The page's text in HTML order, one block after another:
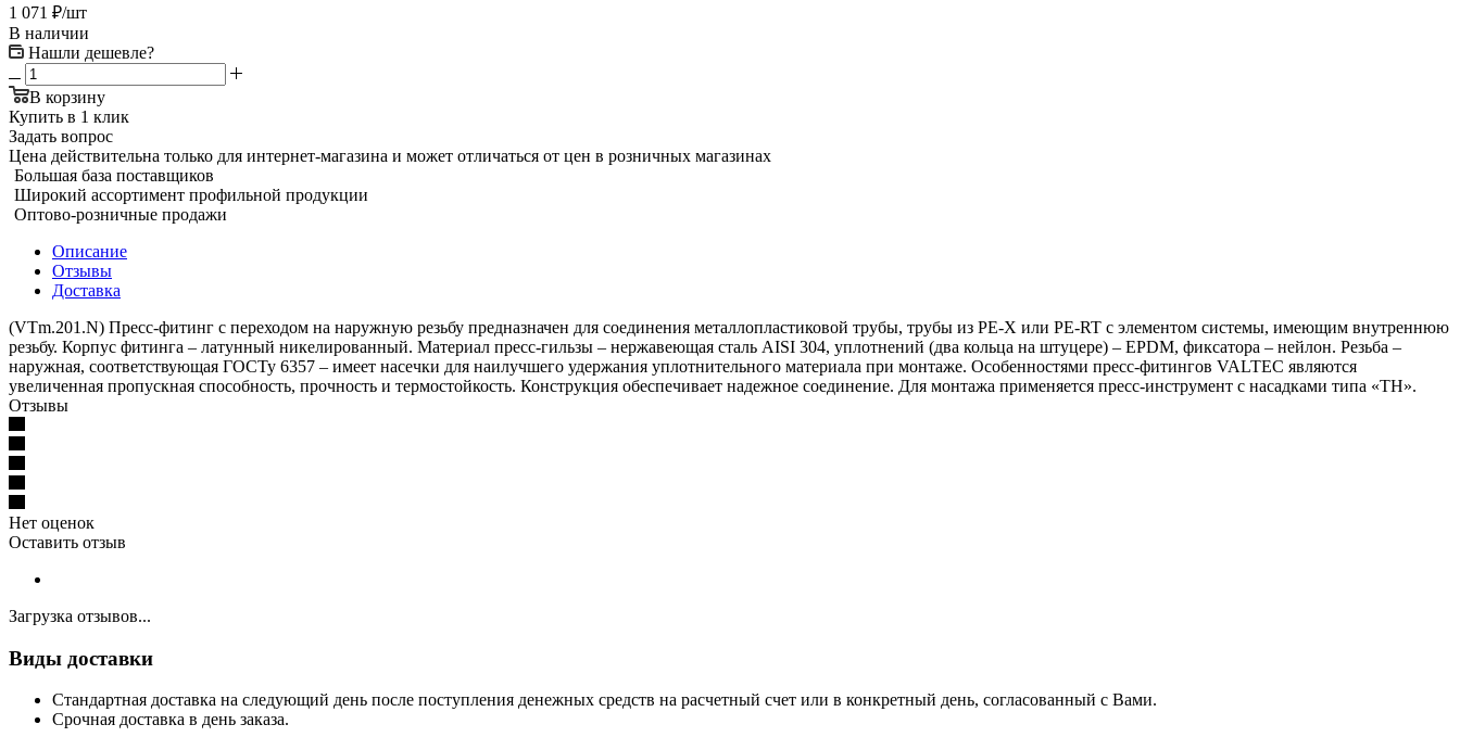
1 071 ₽/шт
В наличии
Нашли дешевле?
В корзину
Купить в 1 клик
Задать вопрос
Цена действительна только для интернет-магазина и может отличаться от цен в розничных магазинах
Большая база поставщиков
Широкий ассортимент профильной продукции
Оптово-розничные продажи
Описание
Отзывы
Доставка
(VTm.201.N) Пресс-фитинг с переходом на наружную резьбу предназначен для соединения металлопластиковой трубы, трубы из PE-X или PE-RT с элементом системы, имеющим внутреннюю
резьбу. Корпус фитинга – латунный никелированный. Материал пресс-гильзы – нержавеющая сталь AISI 304, уплотнений (два кольца на штуцере) – EPDM, фиксатора – нейлон. Резьба –
наружная, соответствующая ГОСТу 6357 – имеет насечки для наилучшего удержания уплотнительного материала при монтаже. Особенностями пресс-фитингов VALTEC являются
увеличенная пропускная способность, прочность и термостойкость. Конструкция обеспечивает надежное соединение. Для монтажа применяется пресс-инструмент с насадками типа «ТН».
Отзывы
Нет оценок
Оставить отзыв
Загрузка отзывов...
Виды доставки
Стандартная доставка на следующий день после поступления денежных средств на расчетный счет или в конкретный день, согласованный с Вами.
Срочная доставка в день заказа.